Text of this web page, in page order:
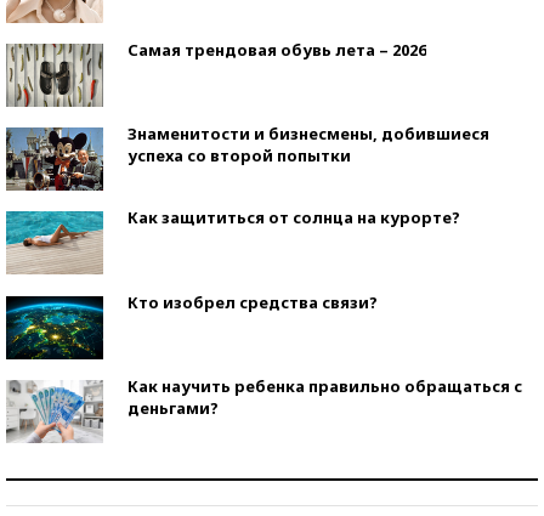
Самая трендовая обувь лета – 2026
Знаменитости и бизнесмены, добившиеся
успеха со второй попытки
Как защититься от солнца на курорте?
Кто изобрел средства связи?
Как научить ребенка правильно обращаться с
деньгами?